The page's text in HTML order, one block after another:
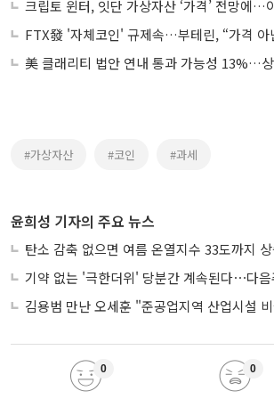
크립토 윈터, 잇단 가상자산 ‘가격’ 전망에…
FTX發 '자체코인' 규제속…부테린, “가격 아
美 클래리티 법안 연내 통과 가능성 13%…
#가상자산 #코인 #과세
윤희성 기자의 주요 뉴스
탄소 감축 없으면 여름 온열지수 33도까지
기약 없는 '극한더위' 당분간 계속된다⋯다음
김용범 만난 오세훈 "준공업지역 산업시설
0 0